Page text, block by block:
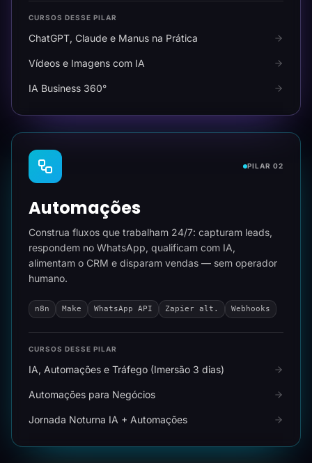
CURSOS DESSE PILAR
ChatGPT, Claude e Manus na Prática
Vídeos e Imagens com IA
IA Business 360°
PILAR 02
Automações
Construa fluxos que trabalham 24/7: capturam leads,
respondem no WhatsApp, qualificam com IA,
alimentam o CRM e disparam vendas — sem operador
humano.
n8n Make WhatsApp API Zapier alt. Webhooks
CURSOS DESSE PILAR
IA, Automações e Tráfego (Imersão 3 dias)
Automações para Negócios
Jornada Noturna IA + Automações